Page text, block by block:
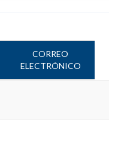
CORREO
ELECTRÓNICO